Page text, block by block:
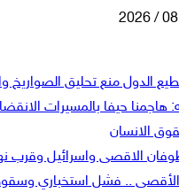
الدول منع تحليق الصواريخ
هاجمنا حيفا بالمسيرات
الانسان
الاقصى واسرائيل وقرب
.. فشل استخباري وسقوط